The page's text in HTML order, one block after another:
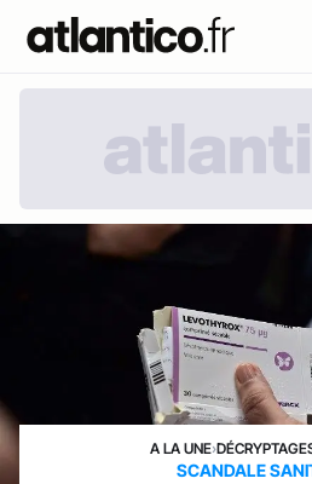
A LA UNE›
SCANDALE